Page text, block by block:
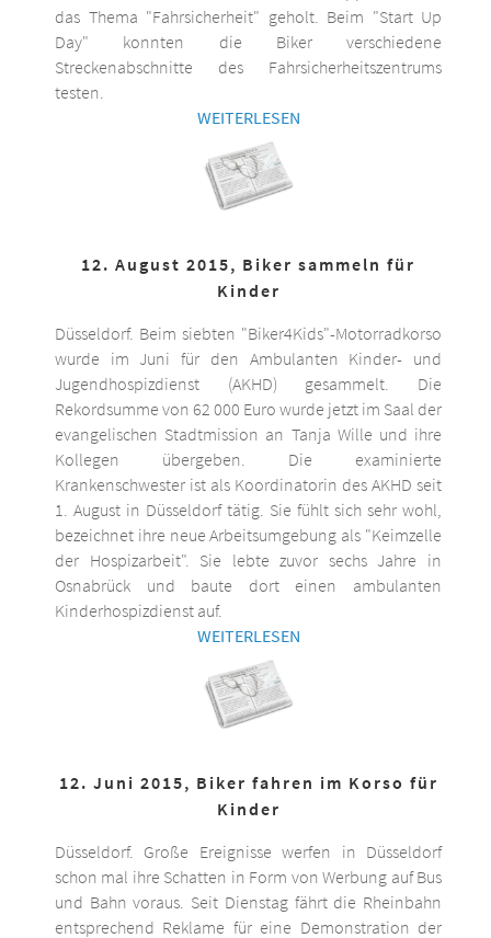
das Thema "Fahrsicherheit" geholt. Beim "Start Up
Day" konnten die Biker verschiedene
Streckenabschnitte des Fahrsicherheitszentrums
testen.
WEITERLESEN
12. August 2015, Biker sammeln für
Kinder
Düsseldorf. Beim siebten "Biker4Kids"-Motorradkorso
wurde im Juni für den Ambulanten Kinder- und
Jugendhospizdienst (AKHD) gesammelt. Die
Rekordsumme von 62 000 Euro wurde jetzt im Saal der
evangelischen Stadtmission an Tanja Wille und ihre
Kollegen übergeben. Die examinierte
Krankenschwester ist als Koordinatorin des AKHD seit
1. August in Düsseldorf tätig. Sie fühlt sich sehr wohl,
bezeichnet ihre neue Arbeitsumgebung als "Keimzelle
der Hospizarbeit". Sie lebte zuvor sechs Jahre in
Osnabrück und baute dort einen ambulanten
Kinderhospizdienst auf.
WEITERLESEN
12. Juni 2015, Biker fahren im Korso für
Kinder
Düsseldorf. Große Ereignisse werfen in Düsseldorf
schon mal ihre Schatten in Form von Werbung auf Bus
und Bahn voraus. Seit Dienstag fährt die Rheinbahn
entsprechend Reklame für eine Demonstration der